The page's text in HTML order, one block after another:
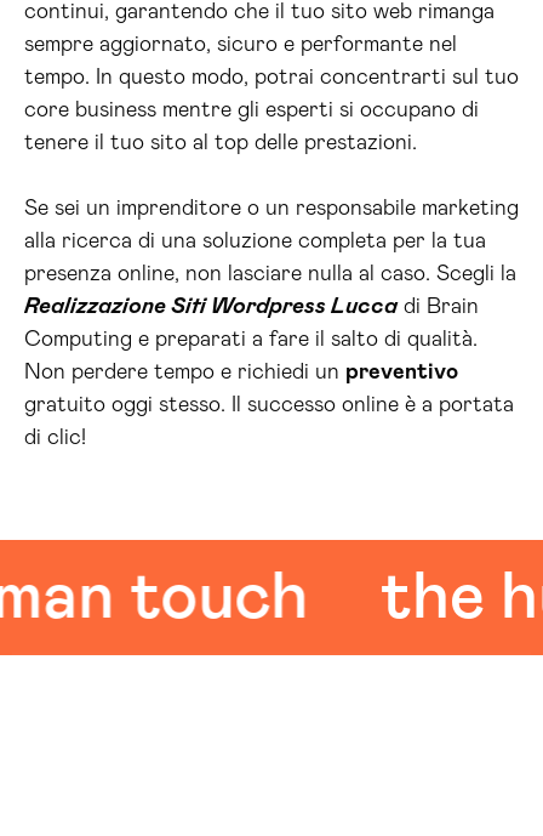
continui, garantendo che il tuo sito web rimanga
sempre aggiornato, sicuro e performante nel
tempo. In questo modo, potrai concentrarti sul tuo
core business mentre gli esperti si occupano di
tenere il tuo sito al top delle prestazioni.
Se sei un imprenditore o un responsabile marketing
alla ricerca di una soluzione completa per la tua
presenza online, non lasciare nulla al caso. Scegli la
Realizzazione Siti Wordpress Luccadi Brain
Computing e preparati a fare il salto di qualità.
Non perdere tempo e richiedi un preventivo
gratuito oggi stesso. Il successo online è a portata
di clic!
touch the